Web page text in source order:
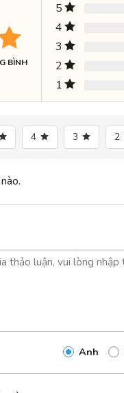
BÌNH
5
4
3
2
1
4 3 2
Anh